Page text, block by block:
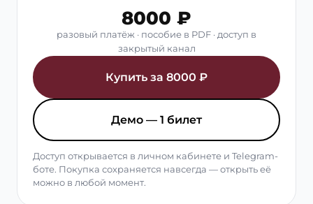
8000 ₽
разовый платёж · пособие в PDF · доступ в
закрытый канал
Купить за 8000 ₽
Демо — 1 билет
Доступ открывается в личном кабинете и Telegram-
боте. Покупка сохраняется навсегда — открыть её
можно в любой момент.